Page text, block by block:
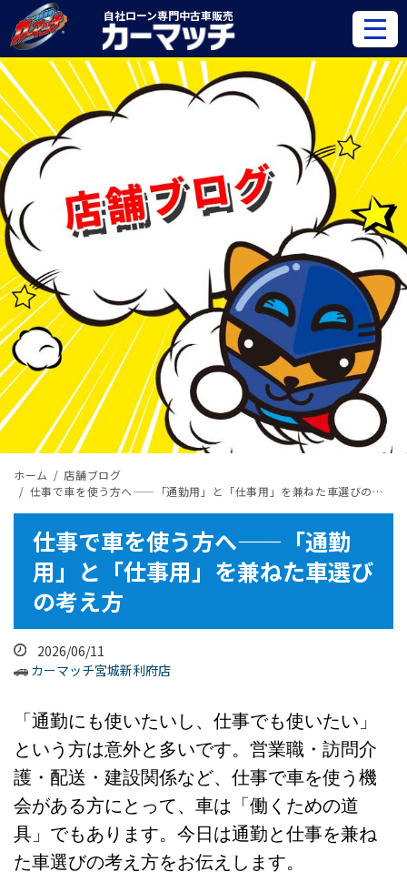
自社ローン専門中古車販売
ホーム
店舗ブログ
仕事で車を使う方へ——「通勤用」と「仕事用」を兼ねた車選びの考え方
仕事で車を使う方へ——「通勤
用」と「仕事用」を兼ねた車選び
の考え方
2026/06/11
カーマッチ宮城新利府店
「通勤にも使いたいし、仕事でも使いたい」
という方は意外と多いです。営業職・訪問介
護・配送・建設関係など、仕事で車を使う機
会がある方にとって、車は「働くための道
具」でもあります。今日は通勤と仕事を兼ね
た車選びの考え方をお伝えします。